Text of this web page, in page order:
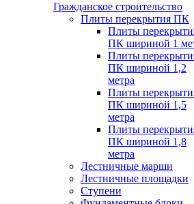
Гражданское строительство
Плиты перекрытия ПК
Плиты
ПК шириной 1
Плиты
ПК шириной 1,2
метра
Плиты
ПК шириной 1,5
метра
Плиты
ПК шириной 1,8
метра
Лестничные марши
Лестничные площадки
Ступени